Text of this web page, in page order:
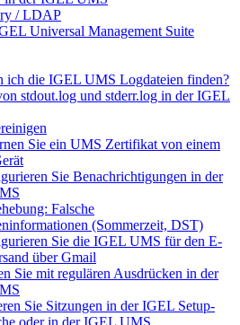
/ LDAP
Universal Management Suite
ich die IGEL UMS Logdateien finden?
stdout.log und stderr.log in der IGEL
Sie ein UMS Zertifikat von einem
Sie Benachrichtigungen in der
Falsche
(Sommerzeit, DST)
Sie die IGEL UMS für den E-
über Gmail
Sie mit regulären Ausdrücken in der
Sie Sitzungen in der IGEL Setup-
oder in der IGEL UMS